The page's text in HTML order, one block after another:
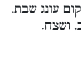
עונג שבת.
ושצח.